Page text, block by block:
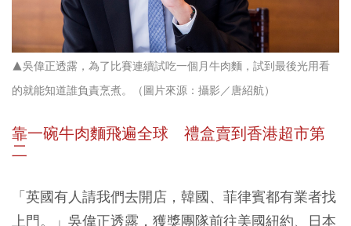
▲吳偉正透露，為了比賽連續試吃一個月牛肉麵，試到最後光用看
的就能知道誰負責烹煮。（圖片來源：攝影／唐紹航）
靠一碗牛肉麵飛遍全球 禮盒賣到香港超市第
二
「英國有人請我們去開店，韓國、菲律賓都有業者找
上門。」吳偉正透露，獲獎團隊前往美國紐約、日本